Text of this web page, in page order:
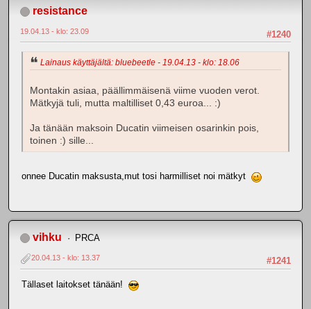
resistance
#1240
19.04.13 - klo: 23.09
Lainaus käyttäjältä: bluebeetle - 19.04.13 - klo: 18.06
Montakin asiaa, päällimmäisenä viime vuoden verot.
Mätkyjä tuli, mutta maltilliset 0,43 euroa... :)
Ja tänään maksoin Ducatin viimeisen osarinkin pois,
toinen :) sille...
onnee Ducatin maksusta,mut tosi harmilliset noi mätkyt
vihku PRCA
#1241
20.04.13 - klo: 13.37
Tällaset laitokset tänään!